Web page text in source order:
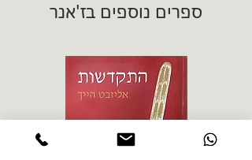
ספרים נוספים בז'אנר